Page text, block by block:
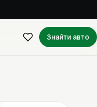
Знайти авто